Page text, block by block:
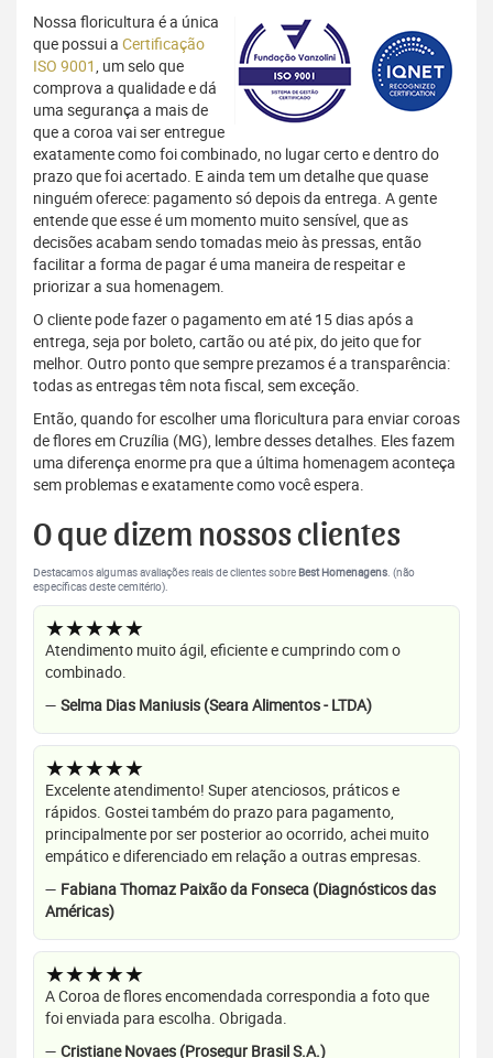
Nossa floricultura é a única
que possui a Certificação
ISO 9001, um selo que
comprova a qualidade e dá
uma segurança a mais de
que a coroa vai ser entregue
exatamente como foi combinado, no lugar certo e dentro do
prazo que foi acertado. E ainda tem um detalhe que quase
ninguém oferece: pagamento só depois da entrega. A gente
entende que esse é um momento muito sensível, que as
decisões acabam sendo tomadas meio às pressas, então
facilitar a forma de pagar é uma maneira de respeitar e
priorizar a sua homenagem.
O cliente pode fazer o pagamento em até 15 dias após a
entrega, seja por boleto, cartão ou até pix, do jeito que for
melhor. Outro ponto que sempre prezamos é a transparência:
todas as entregas têm nota fiscal, sem exceção.
Então, quando for escolher uma floricultura para enviar coroas
de flores em Cruzília (MG), lembre desses detalhes. Eles fazem
uma diferença enorme pra que a última homenagem aconteça
sem problemas e exatamente como você espera.
O que dizem nossos clientes
Destacamos algumas avaliações reais de clientes sobre Best Homenagens. (não
específicas deste cemitério).
★★★★★
Atendimento muito ágil, eficiente e cumprindo com o
combinado.
— Selma Dias Maniusis (Seara Alimentos - LTDA)
★★★★★
Excelente atendimento! Super atenciosos, práticos e
rápidos. Gostei também do prazo para pagamento,
principalmente por ser posterior ao ocorrido, achei muito
empático e diferenciado em relação a outras empresas.
— Fabiana Thomaz Paixão da Fonseca (Diagnósticos das
Américas)
★★★★★
A Coroa de flores encomendada correspondia a foto que
foi enviada para escolha. Obrigada.
— Cristiane Novaes (Prosegur Brasil S.A.)